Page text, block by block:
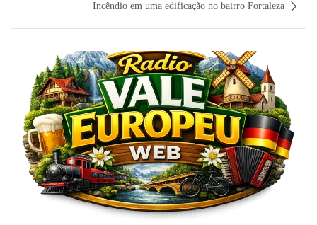
Incêndio em uma edificação no bairro Fortaleza